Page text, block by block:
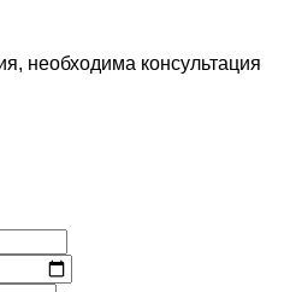
необходима консультация